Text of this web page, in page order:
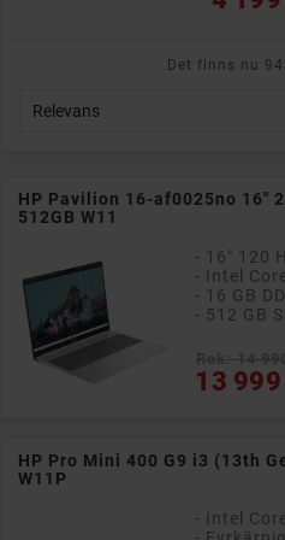
Det finns nu
Relevans
HP Pavilion 16-af0025no 16"
512GB W11
- 16" 120
- Intel
- 16 GB
- 512 GB
13
Pris
HP Pro Mini 400 G9 i3 (13th
W11P
- Intel